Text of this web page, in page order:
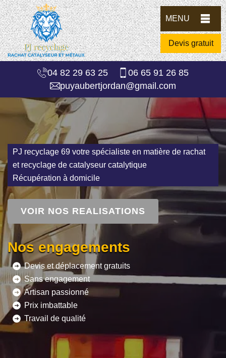
MENU
Devis gratuit
04 82 29 63 25
06 65 91 26 85
puyaubertjordan@gmail.com
PJ recyclage 69 votre spécialiste en matière de rachat
et recyclage de catalyseur catalytique
Récupération à domicile
VOIR NOS REALISATIONS
Nos engagements
Devis et déplacement gratuits
Sans engagement
Artisan passionné
Prix imbattable
Travail de qualité